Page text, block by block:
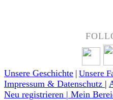
Unsere Geschichte | Unsere
Impressum & Datenschutz |
Neu registrieren | Mein